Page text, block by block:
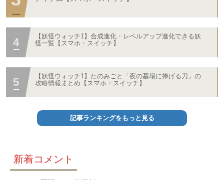
【妖怪ウォッチ1】合成進化・レベルアップ進化できる妖
怪一覧【スマホ・スイッチ】
【妖怪ウォッチ1】たのみごと「夜の墓場に捧げる刀」の
攻略情報まとめ【スマホ・スイッチ】
記事ランキングをもっと見る
新着コメント